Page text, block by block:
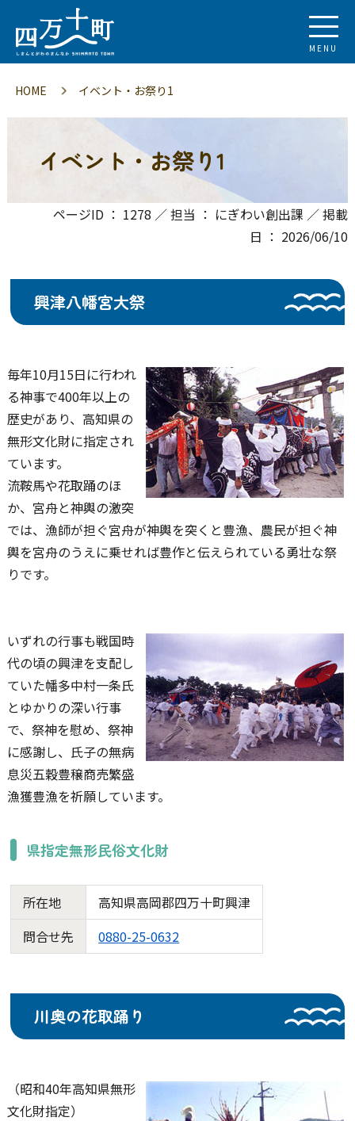
MENU
HOME イベント・お祭り1
イベント・お祭り1
ページID ： 1278 ／ 担当 ： にぎわい創出課 ／ 掲載
日 ： 2026/06/10
興津八幡宮大祭
毎年10月15日に行われ
る神事で400年以上の
歴史があり、高知県の
無形文化財に指定され
ています。
流鞍馬や花取踊のほ
か、宮舟と神輿の激突
では、漁師が担ぐ宮舟が神輿を突くと豊漁、農民が担ぐ神
輿を宮舟のうえに乗せれば豊作と伝えられている勇壮な祭
りです。
いずれの行事も戦国時
代の頃の興津を支配し
ていた幡多中村一条氏
とゆかりの深い行事
で、祭神を慰め、祭神
に感謝し、氏子の無病
息災五穀豊穣商売繁盛
漁獲豊漁を祈願しています。
県指定無形民俗文化財
所在地
高知県高岡郡四万十町興津
問合せ先
0880-25-0632
川奥の花取踊り
（昭和40年高知県無形
文化財指定）